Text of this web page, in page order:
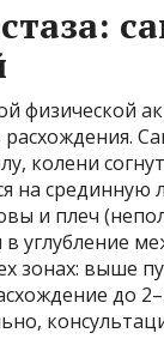
физической
колени
на срединную
и плеч
углубление
зонах: выше
до